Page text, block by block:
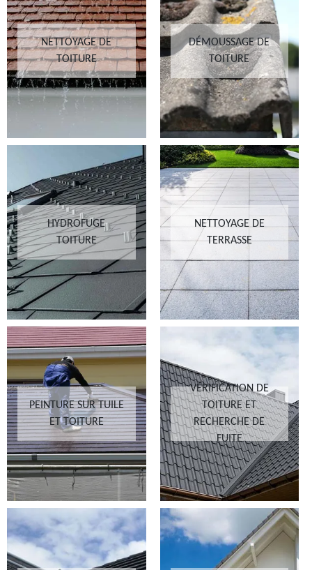
NETTOYAGE DE
TOITURE
DÉMOUSSAGE DE
TOITURE
HYDROFUGE
TOITURE
NETTOYAGE DE
TERRASSE
PEINTURE SUR TUILE
ET TOITURE
VÉRIFICATION DE
TOITURE ET
RECHERCHE DE
FUITE